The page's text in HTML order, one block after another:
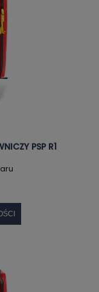
PSP R1